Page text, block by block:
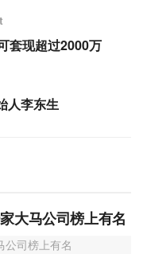
套现超过2000万
人李东生
大马公司榜上有名